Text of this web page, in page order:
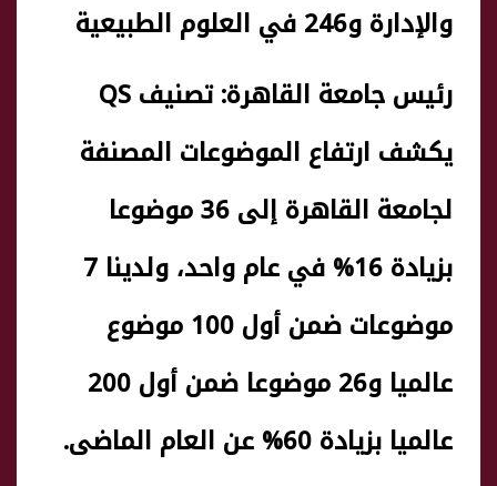
والإدارة و246 في العلوم الطبيعية
رئيس جامعة القاهرة: تصنيف QS
يكشف ارتفاع الموضوعات المصنفة
لجامعة القاهرة إلى 36 موضوعا
بزيادة 16% في عام واحد، ولدينا 7
موضوعات ضمن أول 100 موضوع
عالميا و26 موضوعا ضمن أول 200
عالميا بزيادة 60% عن العام الماضى.